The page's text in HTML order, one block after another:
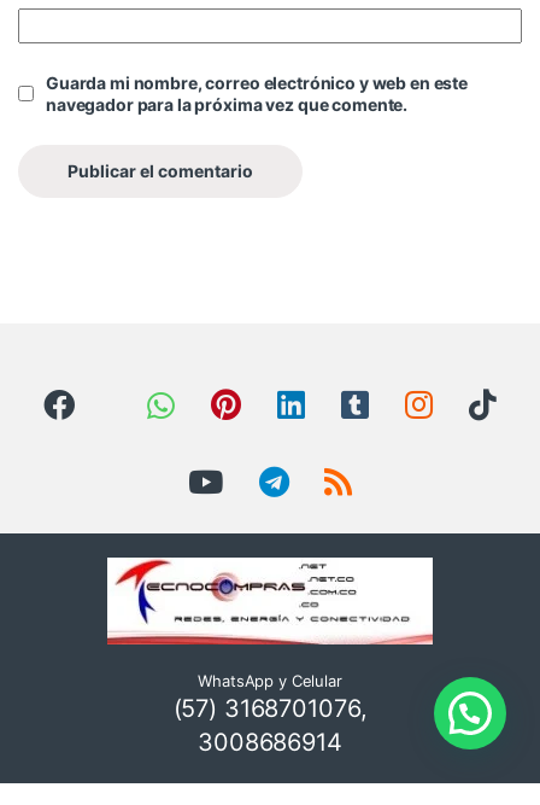
Guarda mi nombre, correo electrónico y web en este
navegador para la próxima vez que comente.
WhatsApp y Celular
(57) 3168701076,
3008686914